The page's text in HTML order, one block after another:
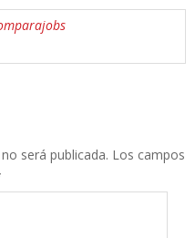
será publicada. Los campos